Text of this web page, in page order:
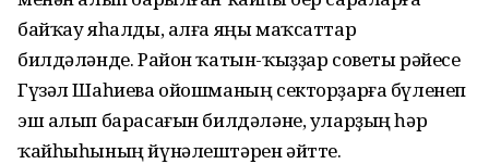
байҡау яһалды, алға яңы маҡсаттар
билдәләнде. Район ҡатын-ҡыҙҙар советы рәйесе
Гүзәл Шаһиева ойошманың секторҙарға бүленеп
эш алып барасағын билдәләне, уларҙың һәр
ҡайһыһының йүнәлештәрен әйтте.